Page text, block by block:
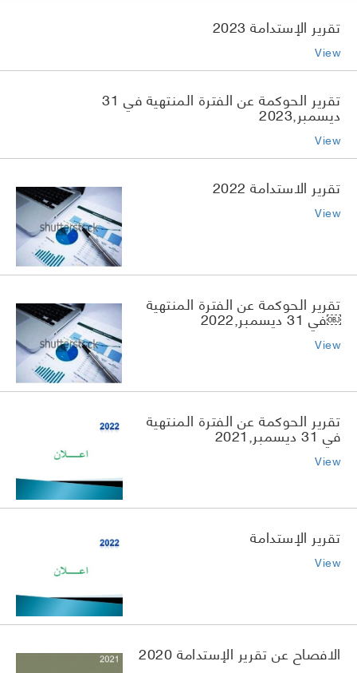
تقرير الإستدامة 2023
View
تقرير الحوكمة عن الفترة المنتهية في 31
ديسمبر,2023
View
تقرير الاستدامة 2022
View
تقرير الحوكمة عن الفترة المنتهية
في 31 ديسمبر,2022￼
View
تقرير الحوكمة عن الفترة المنتهية
في 31 ديسمبر,2021
View
تقرير الإستدامة
View
الافصاح عن تقرير الإستدامة 2020